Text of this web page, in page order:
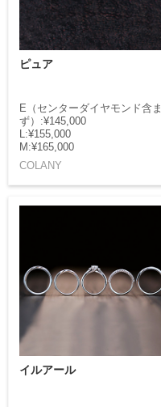
ピュア
E（センターダイヤモンド含ま
ず）:¥145,000
L:¥155,000
M:¥165,000
COLANY
イルアール